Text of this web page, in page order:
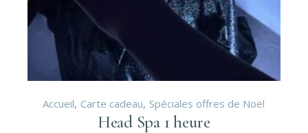
Accueil Carte cadeau Spéciales offres de Noël
Head Spa 1 heure